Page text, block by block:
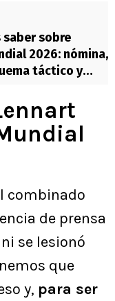
saber sobre
2026: nómina,
táctico y
combinado
de prensa
se lesionó
que
y, para ser